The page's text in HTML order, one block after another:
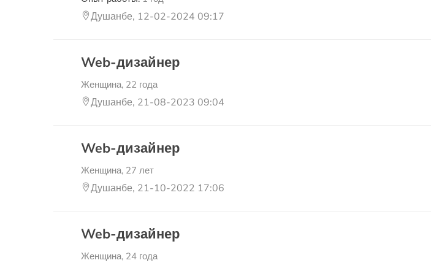
Душанбе, 12-02-2024 09:17
Web-дизайнер
Женщина, 22 года
Душанбе, 21-08-2023 09:04
Web-дизайнер
Женщина, 27 лет
Душанбе, 21-10-2022 17:06
Web-дизайнер
Женщина, 24 года